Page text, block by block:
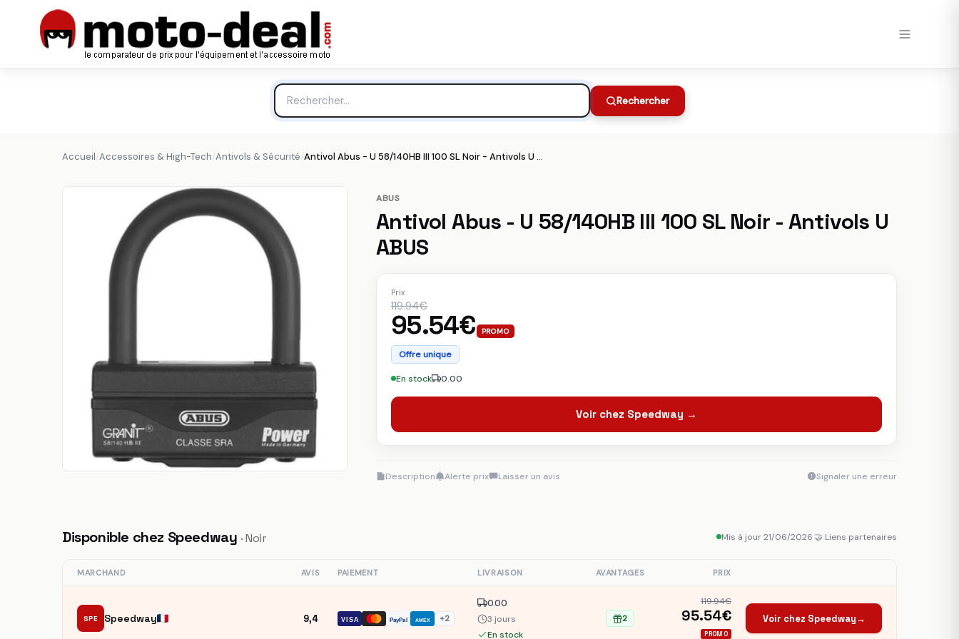
Rechercher
Accueil/Accessoires & High-Tech/Antivols & Sécurité/ Antivol Abus - U 58/140HB III 100 SL Noir - Antivols U ABUS
Antivol Abus - U 58/140HB III 100 SL Noir - Antivols U ABUS
ABUS
Antivol Abus - U 58/140HB III 100 SL Noir - Antivols U
ABUS
Prix
119.94€
95.54€ PROMO
Offre unique
En stock 0.00
Voir chez Speedway →
Description Alerte prix Laisser un avis Signaler une erreur
Disponible chez Speedway · Noir Mis à jour 21/06/2026🤝 Liens partenaires
MARCHAND AVIS PAIEMENT LIVRAISON AVANTAGES PRIX
SPE Speedway 9,4 VISA PayPal AMEX +2
0.00
3 jours
En stock
2
119.94€
95.54€
PROMO
Voir chez Speedway→